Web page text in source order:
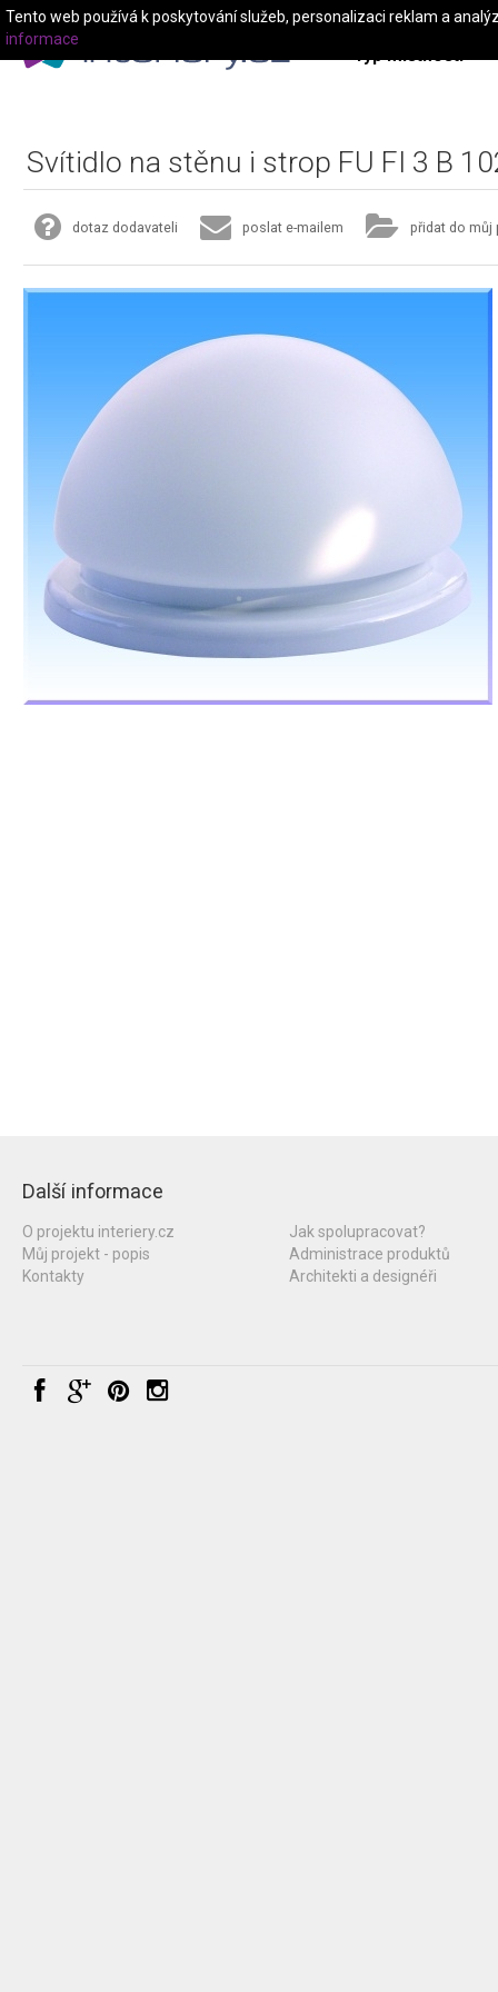
Typ místnosti
Svítidlo na stěnu i strop FU FI 3 B
dotaz dodavateli poslat e-mailem přidat do můj
Další informace
O projektu interiery.cz
Můj projekt - popis
Kontakty
Jak spolupracovat?
Administrace produktů
Architekti a designéři
Tento web používá k poskytování služeb, personalizaci reklam a
informace